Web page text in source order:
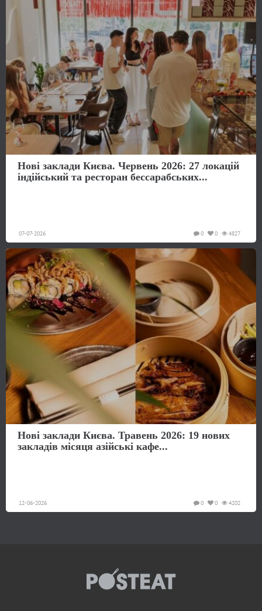
Нові заклади Києва. Червень 2026: 27 локацій
індійський та ресторан бессарабських...
07-07-2026 4827
0
0
Нові заклади Києва. Травень 2026: 19 нових
закладів місяця азійські кафе...
12-06-2026 4202
0
0